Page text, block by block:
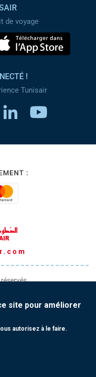
de voyage
!
Tunisair
:
site pour améliorer
autorisez à le faire.